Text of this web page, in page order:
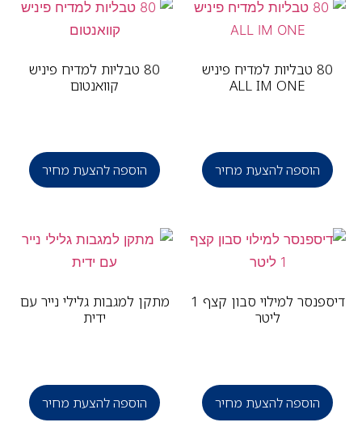
80 טבליות למדיח פיניש
ALL IM ONE
הוספה להצעת מחיר
80 טבליות למדיח פיניש
קוואנטום
הוספה להצעת מחיר
דיספנסר למילוי סבון קצף 1
הוספה להצעת מחיר
מתקן למגבות גלילי נייר עם
הוספה להצעת מחיר